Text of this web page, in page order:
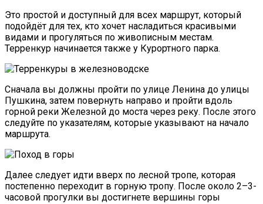
Это простой и доступный для всех маршрут, который
подойдёт для тех, кто хочет насладиться красивыми
видами и прогуляться по живописным местам.
Терренкур начинается также у Курортного парка.
Сначала вы должны пройти по улице Ленина до улицы
Пушкина, затем повернуть направо и пройти вдоль
горной реки Железной до моста через реку. После этого
следуйте по указателям, которые указывают на начало
маршрута.
Далее следует идти вверх по лесной тропе, которая
постепенно переходит в горную тропу. После около 2–3-
часовой прогулки вы достигнете вершины горы